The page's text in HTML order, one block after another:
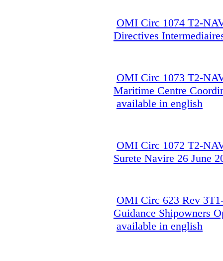
OMI Circ 1074 T2-
Directives
OMI Circ 1073 T2-
Maritime Centre
available in english
OMI Circ 1072 T2-
Surete Navire 26 June
OMI Circ 623 Rev
Guidance Shipowners
available in english